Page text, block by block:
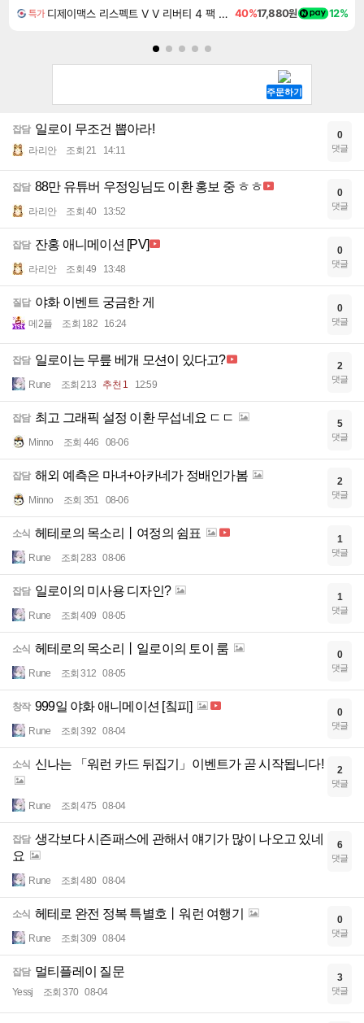
특가 디제이맥스 리스펙트 V V 리버티 4 팩 DJMAX RESPECT V V Liberty 4 Pack DLC 40%17,880원 12%
잡담 일로이 무조건 뽑아라!
라리안 조회 21 14:11
0
댓글
잡담 88만 유튜버 우정잉님도 이환 홍보 중 ㅎㅎ
라리안 조회 40 13:52
0
댓글
잡담 잔홍 애니메이션 [PV]
라리안 조회 49 13:48
0
댓글
질답 야화 이벤트 궁금한 게
메2플 조회 182 16:24
0
댓글
잡담 일로이는 무릎 베개 모션이 있다고?
Rune 조회 213 추천 1 12:59
2
댓글
잡담 최고 그래픽 설정 이환 무섭네요 ㄷㄷ
Minno 조회 446 08-06
5
댓글
잡담 해외 예측은 마녀+아카네가 정배인가봄
Minno 조회 351 08-06
2
댓글
소식 헤테로의 목소리丨여정의 쉼표
Rune 조회 283 08-06
1
댓글
잡담 일로이의 미사용 디자인?
Rune 조회 409 08-05
1
댓글
소식 헤테로의 목소리丨일로이의 토이 룸
Rune 조회 312 08-05
0
댓글
창작 999일 야화 애니메이션 [칰피]
Rune 조회 392 08-04
0
댓글
소식 신나는 「워런 카드 뒤집기」이벤트가 곧 시작됩니다!
Rune 조회 475 08-04
2
댓글
잡담 생각보다 시즌패스에 관해서 얘기가 많이 나오고 있네
요
Rune 조회 480 08-04
6
댓글
소식 헤테로 완전 정복 특별호丨워런 여행기
Rune 조회 309 08-04
0
댓글
잡담 멀티플레이 질문
Yessj 조회 370 08-04
3
댓글